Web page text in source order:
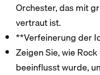
Orchester, das mit
vertraut ist.
**Verfeinerung der
Zeigen Sie, wie
beeinflusst wurde,